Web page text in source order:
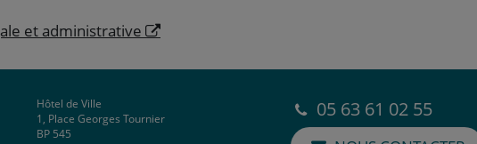
et administrative
Hôtel de Ville
1, Place Georges Tournier
BP 545
05 63 61 02 55